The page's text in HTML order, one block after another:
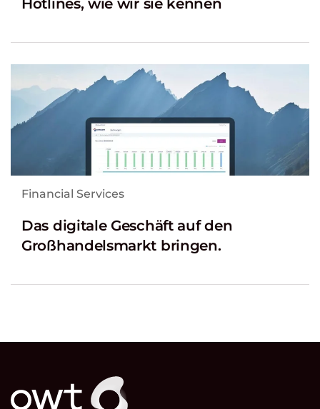
Hotlines, wie wir sie kennen
Financial Services
Das digitale Geschäft auf den
Großhandelsmarkt bringen.